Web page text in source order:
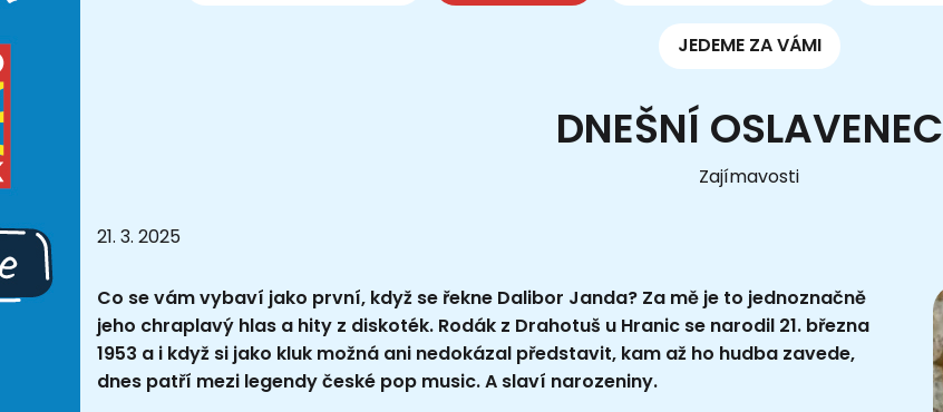
JEDEME ZA VÁMI
DNEŠNÍ OSLAVENEC
Zajímavosti
21. 3. 2025
Co se vám vybaví jako první, když se řekne Dalibor Janda? Za mě je to jednoznačně
jeho chraplavý hlas a hity z diskoték. Rodák z Drahotuš u Hranic se narodil 21. března
1953 a i když si jako kluk možná ani nedokázal představit, kam až ho hudba zavede,
dnes patří mezi legendy české pop music. A slaví narozeniny.